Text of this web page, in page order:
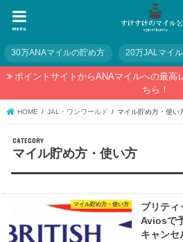
menu
30万ANAマイルの貯め方 20万JALマイ
ポイントサイトからANAマイルへの最高
ちら！
HOME JAL・ワンワールド マイル貯め方・使い
マイル貯め方・使い方
マイル貯め方・使い方
ブリティ
Aviosで
キャンセ